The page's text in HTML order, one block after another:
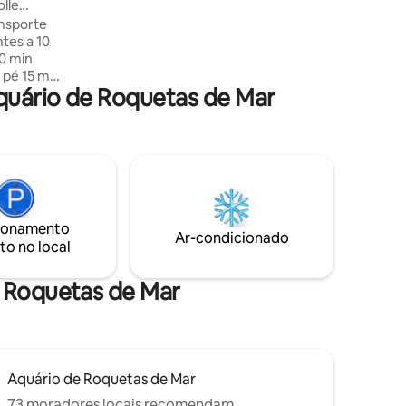
a 10
min
15 min
min de
5
Fuß
Bus
de Roquetas de Mar
no local
Ar-condicionado
de Mar
Aquário de Roquetas de Mar